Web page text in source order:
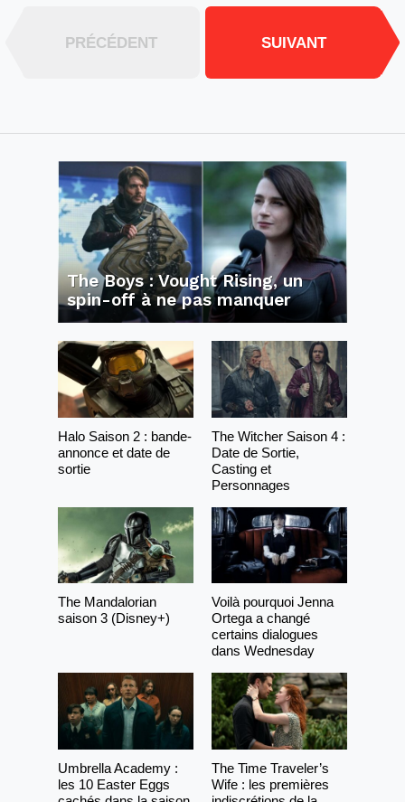
PRÉCÉDENT SUIVANT
The Boys : Vought Rising, un
spin-off à ne pas manquer
Halo Saison 2 : bande-
annonce et date de
sortie
The Witcher Saison 4 :
Date de Sortie,
Casting et
Personnages
The Mandalorian
saison 3 (Disney+)
Voilà pourquoi Jenna
Ortega a changé
certains dialogues
dans Wednesday
Umbrella Academy :
les 10 Easter Eggs
The Time Traveler’s
Wife : les premières